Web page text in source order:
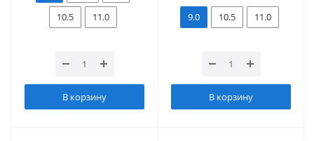
10.5
11.0
В корзину
9.0 10.5 11.0
В корзину